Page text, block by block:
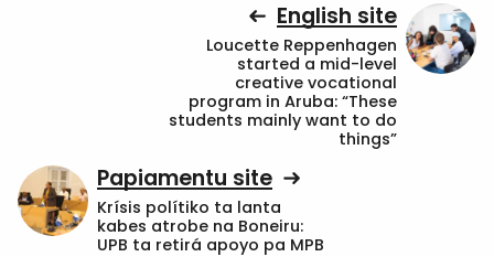
English site
Loucette Reppenhagen
started a mid-level
creative vocational
program in Aruba: “These
students mainly want to do
things”
Papiamentu site
Krísis polítiko ta lanta
kabes atrobe na Boneiru:
UPB ta retirá apoyo pa MPB